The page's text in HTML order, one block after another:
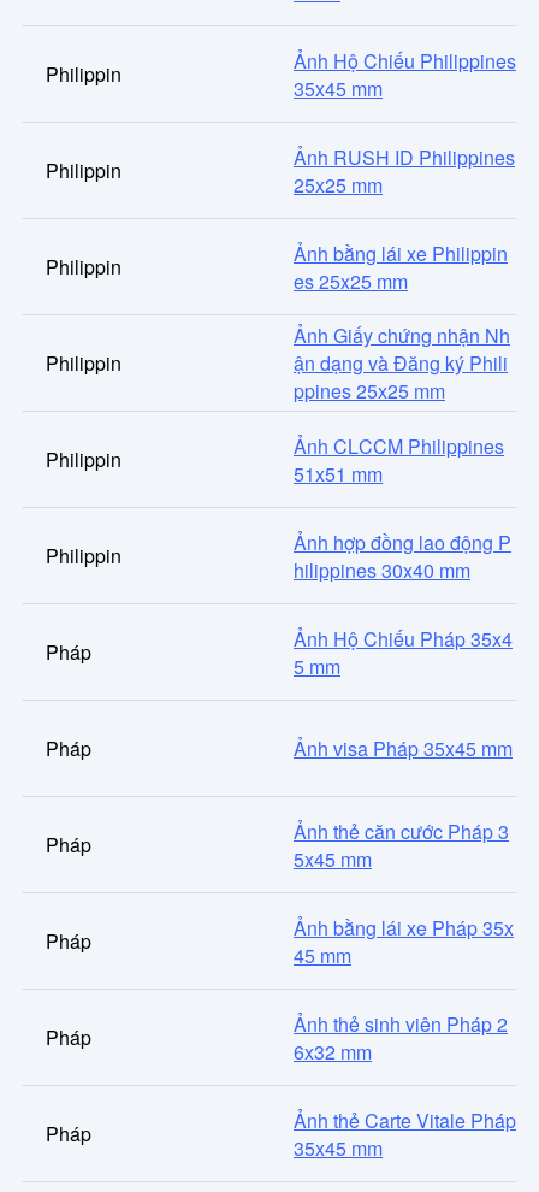
Philippin
Ảnh Hộ Chiếu Philippines
35x45 mm
Philippin
Ảnh RUSH ID Philippines
25x25 mm
Philippin
Ảnh bằng lái xe Philippin
es 25x25 mm
Philippin
Ảnh Giấy chứng nhận Nh
ận dạng và Đăng ký Phili
ppines 25x25 mm
Philippin
Ảnh CLCCM Philippines
51x51 mm
Philippin
Ảnh hợp đồng lao động P
hilippines 30x40 mm
Pháp
Ảnh Hộ Chiếu Pháp 35x4
5 mm
Pháp Ảnh visa Pháp 35x45 mm
Pháp
Ảnh thẻ căn cước Pháp 3
5x45 mm
Pháp
Ảnh bằng lái xe Pháp 35x
45 mm
Pháp
Ảnh thẻ sinh viên Pháp 2
6x32 mm
Pháp
Ảnh thẻ Carte Vitale Pháp
35x45 mm